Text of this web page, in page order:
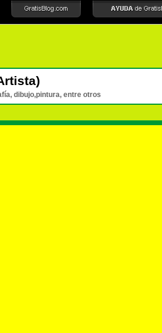
dibujo,pintura, entre otros